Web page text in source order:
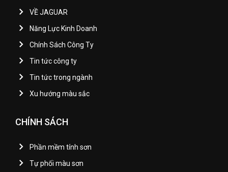
VỀ JAGUAR
Năng Lực Kinh Doanh
Chính Sách Công Ty
Tin tức công ty
Tin tức trong ngành
Xu hướng màu sắc
CHÍNH SÁCH
Phần mềm tính sơn
Tự phối màu sơn